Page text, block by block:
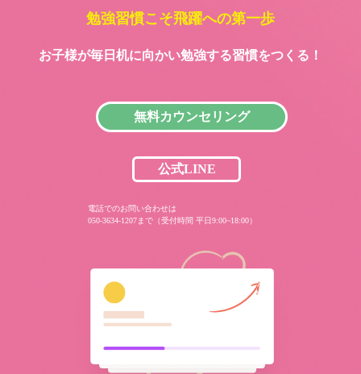
勉強習慣こそ飛躍への第一歩
お子様が毎日机に向かい勉強する習慣をつくる！
無料カウンセリング
公式LINE
電話でのお問い合わせは
050-3634-1207まで（受付時間 平日9:00~18:00）